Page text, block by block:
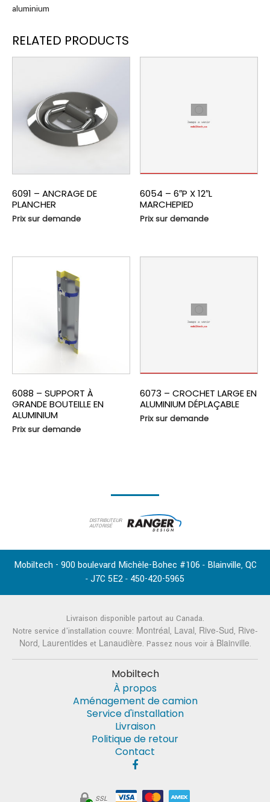
aluminium
RELATED PRODUCTS
6091 – ANCRAGE DE
PLANCHER
Prix sur demande
6054 – 6″P X 12″L
MARCHEPIED
Prix sur demande
6088 – SUPPORT À
GRANDE BOUTEILLE EN
ALUMINIUM
Prix sur demande
6073 – CROCHET LARGE EN
ALUMINIUM DÉPLAÇABLE
Prix sur demande
DISTRIBUTEUR
AUTORISÉ
Mobiltech - 900 boulevard Michèle-Bohec #106 - Blainville, QC
- J7C 5E2 - 450-420-5965
Livraison disponible partout au Canada.
Notre service d'installation couvre: Montréal, Laval, Rive-Sud, Rive-
Nord, Laurentideset Lanaudière. Passez nous voir à Blainville.
Mobiltech
À propos
Aménagement de camion
Service d'installation
Livraison
Politique de retour
Contact
SSL